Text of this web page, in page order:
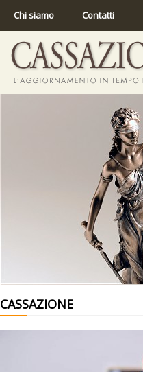
Chi siamo Contatti
CASSAZIONE